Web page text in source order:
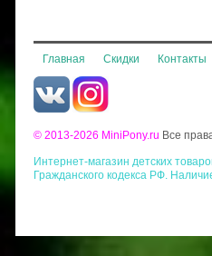
Главная Скидки Контакты
© 2013-2026 MiniPony.ru Все
Интернет-магазин детских
Гражданского кодекса РФ.